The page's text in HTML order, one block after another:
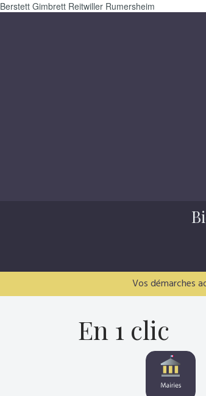
Berstett Gimbrett Reitwiller Rumersheim
Vos démarches
En 1 clic